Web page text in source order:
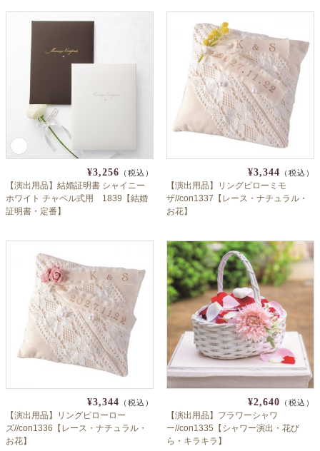
¥3,256 （税込）
【演出用品】結婚証明書 シャイニー
ホワイト チャペル式用 1839【結婚
証明書・定番】
¥3,344 （税込）
【演出用品】リングピローミモ
ザ//con1337【レース・ナチュラル・
お花】
¥3,344 （税込）
【演出用品】リングピローロー
ズ//con1336【レース・ナチュラル・
お花】
¥2,640 （税込）
【演出用品】フラワーシャワ
ー//con1335【シャワー演出・花び
ら・キラキラ】